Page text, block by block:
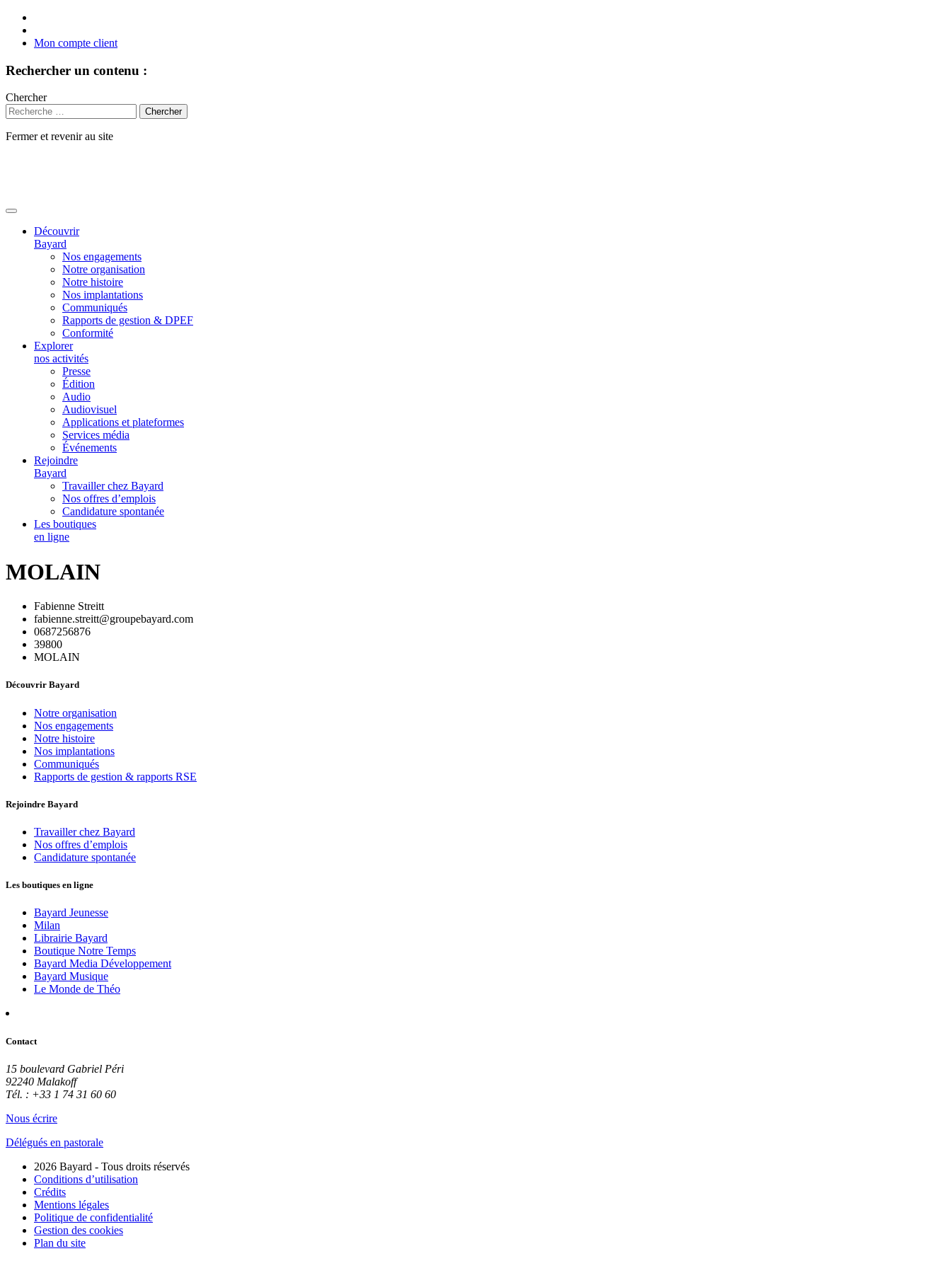
Mon compte client
Rechercher un contenu :
Chercher
Fermer et revenir au site
Découvrir
Bayard
Nos engagements
Notre organisation
Notre histoire
Nos implantations
Communiqués
Rapports de gestion & DPEF
Conformité
Explorer
nos activités
Presse
Édition
Audio
Audiovisuel
Applications et plateformes
Services média
Événements
Rejoindre
Bayard
Travailler chez Bayard
Nos offres d’emplois
Candidature spontanée
Les boutiques
en ligne
MOLAIN
Fabienne Streitt
fabienne.streitt@groupebayard.com
0687256876
39800
MOLAIN
Découvrir Bayard
Notre organisation
Nos engagements
Notre histoire
Nos implantations
Communiqués
Rapports de gestion & rapports RSE
Rejoindre Bayard
Travailler chez Bayard
Nos offres d’emplois
Candidature spontanée
Les boutiques en ligne
Bayard Jeunesse
Milan
Librairie Bayard
Boutique Notre Temps
Bayard Media Développement
Bayard Musique
Le Monde de Théo
Contact
15 boulevard Gabriel Péri
92240 Malakoff
Tél. : +33 1 74 31 60 60
Nous écrire
Délégués en pastorale
2026 Bayard - Tous droits réservés
Conditions d’utilisation
Crédits
Mentions légales
Politique de confidentialité
Gestion des cookies
Plan du site